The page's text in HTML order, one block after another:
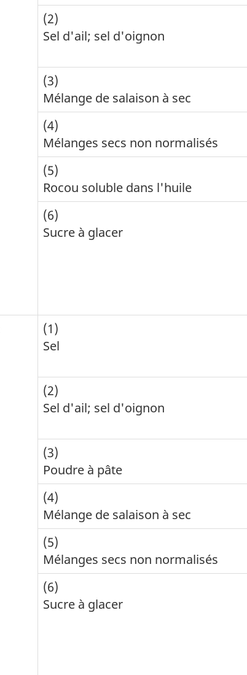
(2)
Sel d'ail; sel d'oignon
(3)
Mélange de salaison à sec
(4)
Mélanges secs non normalisés
(5)
Rocou soluble dans l'huile
(6)
Sucre à glacer
(1)
Sel
(2)
Sel d'ail; sel d'oignon
(3)
Poudre à pâte
(4)
Mélange de salaison à sec
(5)
Mélanges secs non normalisés
(6)
Sucre à glacer